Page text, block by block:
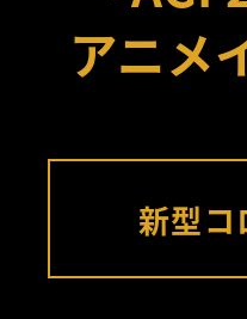
アニメ
新型コ